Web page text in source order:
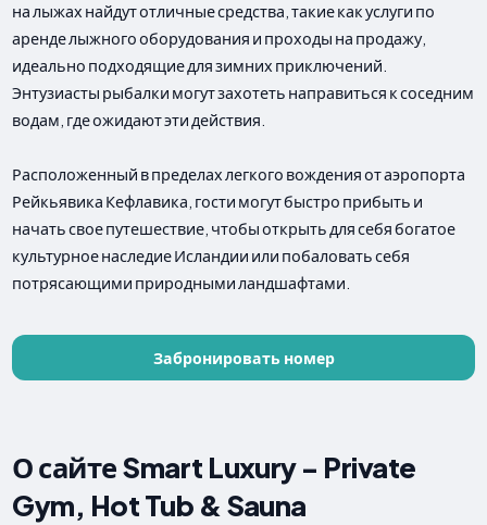
на лыжах найдут отличные средства, такие как услуги по
аренде лыжного оборудования и проходы на продажу,
идеально подходящие для зимних приключений.
Энтузиасты рыбалки могут захотеть направиться к соседним
водам, где ожидают эти действия.
Расположенный в пределах легкого вождения от аэропорта
Рейкьявика Кефлавика, гости могут быстро прибыть и
начать свое путешествие, чтобы открыть для себя богатое
культурное наследие Исландии или побаловать себя
потрясающими природными ландшафтами.
Забронировать номер
О сайте Smart Luxury - Private
Gym, Hot Tub & Sauna